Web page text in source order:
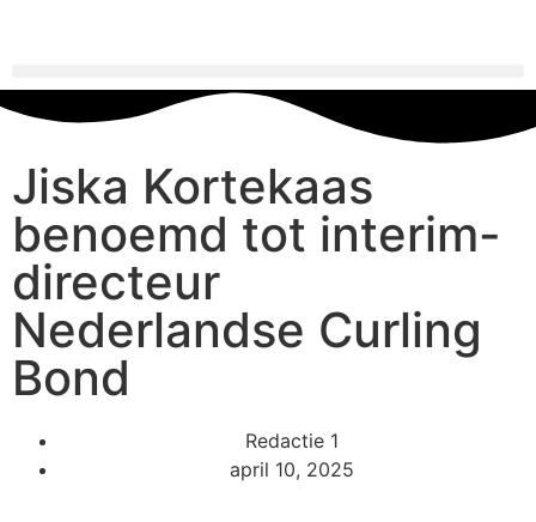
Jiska Kortekaas
benoemd tot interim-
directeur
Nederlandse Curling
Bond
Redactie 1
april 10, 2025